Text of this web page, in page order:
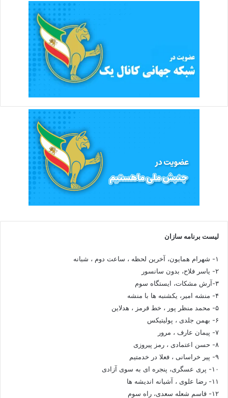
لیست برنامه سازان
۱- شهرام همایون، آخرین لحظه ، ساعت دوم ، شبانه
۲- یاسر فلاح، بدون سانسور
۳-آرش مشکات، ایستگاه سوم
۴- منشه امیر، یکشنبه ها با منشه
۵- محمد منظر پور ، خط قرمز ، هدلاین
۶- بهمن جلدی ، پولیتیکس
۷- پیمان عارف ، مرور
۸- حسن اعتمادی ، رمز پیروزی
۹- پیر خراسانی ، فعلا در خدمتیم
۱۰- پری عسگری، پنجره ای به سوی آزادی
۱۱- رضا علوی ، آشیانه اندیشه ها
۱۲- قاسم شعله سعدی، راه سوم